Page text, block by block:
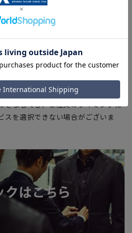
イズ(ヌードサイズ)を記載している
商品在庫を共有しております関係
ミングにより欠品が発生し、ご注文
います。予めご了承ください。
ましても、ご注文のタイミングに
スを選択できない場合がございま